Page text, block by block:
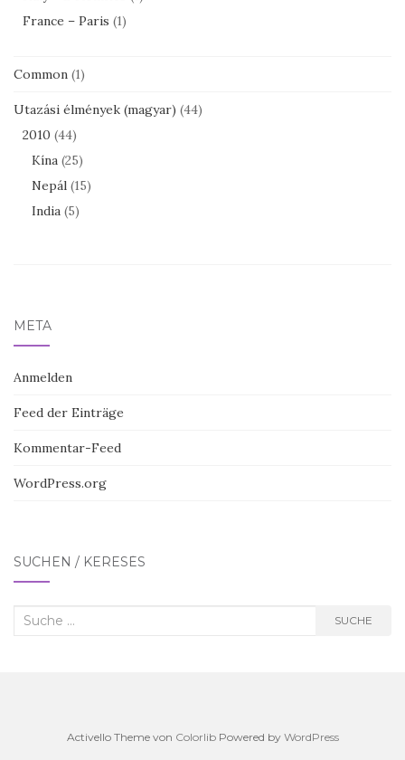
France – Paris (1)
Common (1)
Utazási élmények (magyar) (44)
2010 (44)
Kína (25)
Nepál (15)
India (5)
META
Anmelden
Feed der Einträge
Kommentar-Feed
WordPress.org
SUCHEN / KERESÉS
Suche
SUCHE
Activello Theme von ColorlibPowered by WordPress